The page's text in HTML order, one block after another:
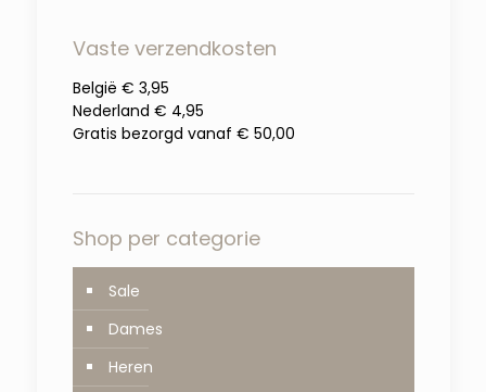
Vaste verzendkosten
België € 3,95
Nederland € 4,95
Gratis bezorgd vanaf € 50,00
Shop per categorie
Sale
Dames
Heren